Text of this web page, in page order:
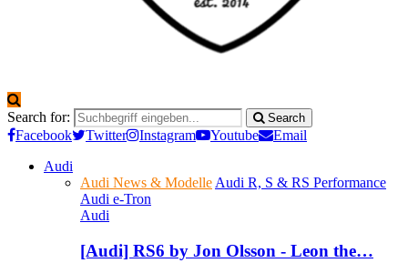
Search for: Search
Facebook Twitter Instagram Youtube
Email
Audi
Audi News & Modelle Audi R, S & RS Performance
Audi e-Tron
Audi
[Audi] RS6 by Jon Olsson - Leon the…